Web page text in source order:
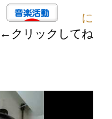
に
←クリックしてね